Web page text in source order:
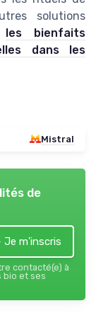
solutions
les bienfaits
dans les
Mistral
de
m'inscris
contacté(e) à
bio et ses